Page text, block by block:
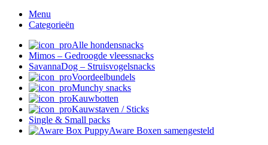
Menu
Categorieën
Alle hondensnacks
Mimos – Gedroogde vleessnacks
SavannaDog – Struisvogelsnacks
Voordeelbundels
Munchy snacks
Kauwbotten
Kauwstaven / Sticks
Single & Small packs
Aware Boxen samengesteld